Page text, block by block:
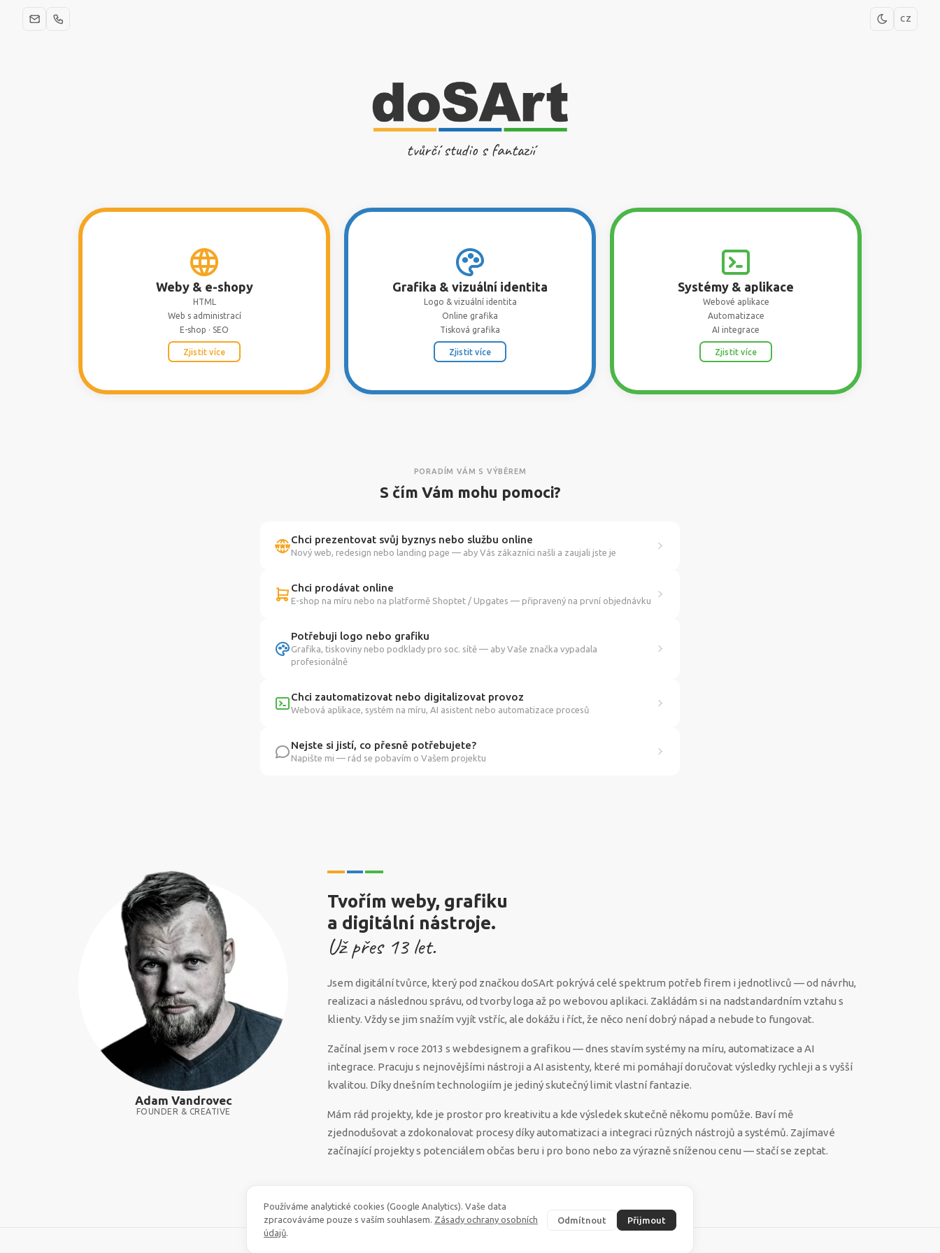
CZ
tvůrčí studio s fantazií
Weby & e-shopy
HTML
Web s administrací
E-shop · SEO
Zjistit více
Grafika & vizuální identita
Logo & vizuální identita
Online grafika
Tisková grafika
Zjistit více
Systémy & aplikace
Webové aplikace
Automatizace
AI integrace
Zjistit více
PORADÍM VÁM S VÝBĚREM
S čím Vám mohu pomoci?
Chci prezentovat svůj byznys nebo službu online
Nový web, redesign nebo landing page — aby Vás zákazníci našli a zaujali jste je
Chci prodávat online
E-shop na míru nebo na platformě Shoptet / Upgates — připravený na první objednávku
Potřebuji logo nebo grafiku
Grafika, tiskoviny nebo podklady pro soc. sítě — aby Vaše značka vypadala
profesionálně
Chci zautomatizovat nebo digitalizovat provoz
Webová aplikace, systém na míru, AI asistent nebo automatizace procesů
Nejste si jistí, co přesně potřebujete?
Napište mi — rád se pobavím o Vašem projektu
Adam Vandrovec
FOUNDER & CREATIVE
Tvořím weby, grafiku
a digitální nástroje.
Už přes 13let.
Jsem digitální tvůrce, který pod značkou doSArt pokrývá celé spektrum potřeb firem i jednotlivců — od návrhu,
realizaci a následnou správu, od tvorby loga až po webovou aplikaci. Zakládám si na nadstandardním vztahu s
klienty. Vždy se jim snažím vyjít vstříc, ale dokážu i říct, že něco není dobrý nápad a nebude to fungovat.
Začínal jsem v roce 2013 s webdesignem a grafikou — dnes stavím systémy na míru, automatizace a AI
integrace. Pracuju s nejnovějšími nástroji a AI asistenty, které mi pomáhají doručovat výsledky rychleji a s vyšší
kvalitou. Díky dnešním technologiím je jediný skutečný limit vlastní fantazie.
Mám rád projekty, kde je prostor pro kreativitu a kde výsledek skutečně někomu pomůže. Baví mě
zjednodušovat a zdokonalovat procesy díky automatizaci a integraci různých nástrojů a systémů. Zajímavé
začínající projekty s potenciálem občas beru i pro bono nebo za výrazně sníženou cenu — stačí se zeptat.
Používáme analytické cookies (Google Analytics). Vaše data
zpracováváme pouze s vaším souhlasem. Zásady ochrany osobních
údajů.
Odmítnout Přijmout